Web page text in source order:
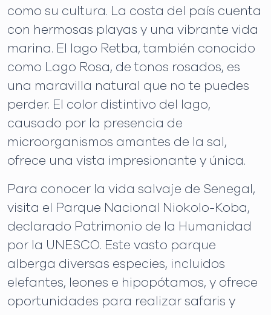
como su cultura. La costa del país cuenta
con hermosas playas y una vibrante vida
marina. El lago Retba, también conocido
como Lago Rosa, de tonos rosados, es
una maravilla natural que no te puedes
perder. El color distintivo del lago,
causado por la presencia de
microorganismos amantes de la sal,
ofrece una vista impresionante y única.
Para conocer la vida salvaje de Senegal,
visita el Parque Nacional Niokolo-Koba,
declarado Patrimonio de la Humanidad
por la UNESCO. Este vasto parque
alberga diversas especies, incluidos
elefantes, leones e hipopótamos, y ofrece
oportunidades para realizar safaris y